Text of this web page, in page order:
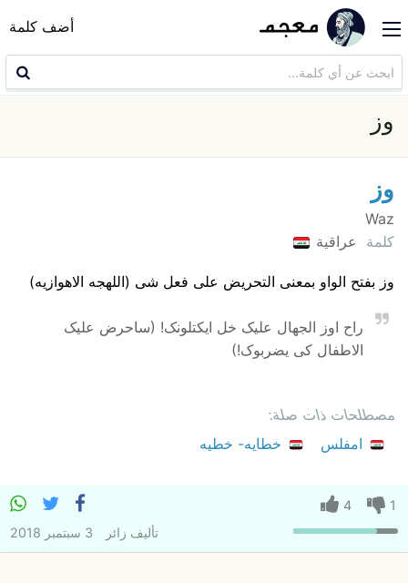
أضف كلمة
وز
وز
Waz
كلمة
عراقية
وز بفتح الواو بمعنی التحریض علی فعل شی (اللهجه الاهوازیه)
راح اوز الجهال علیک خل ایکتلونک! (ساحرض علیک
الاطفال کی یضربوک!)
مصطلحات ذات صلة:
امفلس
خطایه- خطیه
1
4
تأليف زائر 3 سبتمبر 2018